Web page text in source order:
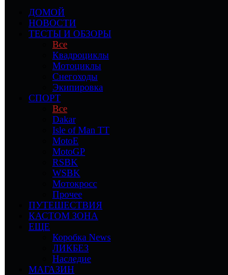
ДОМОЙ
НОВОСТИ
ТЕСТЫ И ОБЗОРЫ
Все
Квадроциклы
Мотоциклы
Снегоходы
Экипировка
СПОРТ
Все
Dakar
Isle of Man TT
MotoE
MotoGP
RSBK
WSBK
Мотокросс
Прочее
ПУТЕШЕСТВИЯ
КАСТОМ ЗОНА
ЕЩЕ
Коробка News
ЛИКБЕЗ
Наследие
МАГАЗИН